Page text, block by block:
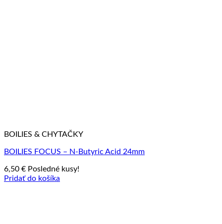
BOILIES & CHYTAČKY
BOILIES FOCUS – N-Butyric Acid 24mm
6,50 € Posledné kusy!
Pridať do košíka